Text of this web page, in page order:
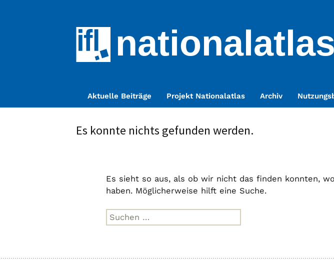
Aktuelle Beiträge Projekt Nationalatlas Archiv
Es konnte nichts gefunden werden.
Es sieht so aus, als ob wir nicht das finden konnten,
haben. Möglicherweise hilft eine Suche.
Suche
nach: